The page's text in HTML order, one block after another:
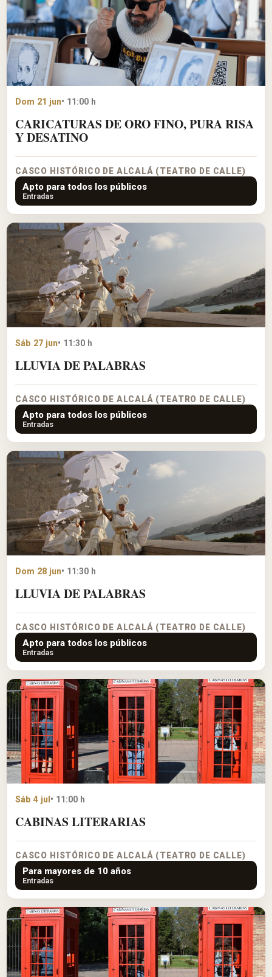
Dom 21 jun• 11:00 h
CARICATURAS DE ORO FINO, PURA RISA
Y DESATINO
CASCO HISTÓRICO DE ALCALÁ (TEATRO DE CALLE)
Apto para todos los públicos
Entradas
Sáb 27 jun• 11:30 h
LLUVIA DE PALABRAS
CASCO HISTÓRICO DE ALCALÁ (TEATRO DE CALLE)
Apto para todos los públicos
Entradas
Dom 28 jun• 11:30 h
LLUVIA DE PALABRAS
CASCO HISTÓRICO DE ALCALÁ (TEATRO DE CALLE)
Apto para todos los públicos
Entradas
Sáb 4 jul • 11:00 h
CABINAS LITERARIAS
CASCO HISTÓRICO DE ALCALÁ (TEATRO DE CALLE)
Para mayores de 10 años
Entradas